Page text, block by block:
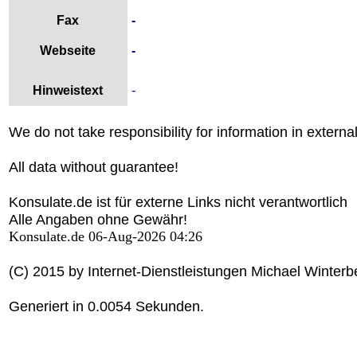
Fax -
Webseite -
Hinweistext -
We do not take responsibility for information in
All data without guarantee!
Konsulate.de ist für externe Links nicht verantwortlich
Alle Angaben ohne Gewähr!
Konsulate.de 06-Aug-2026 04:26
(C) 2015 by Internet-Dienstleistungen Michael
Generiert in 0.0054 Sekunden.